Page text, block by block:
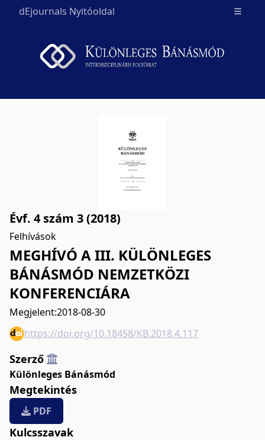
dEjournals Nyitóoldal Open
Évf. 4 szám 3 (2018)
Felhívások
MEGHÍVÓ A III. KÜLÖNLEGES
BÁNÁSMÓD NEMZETKÖZI
KONFERENCIÁRA
Megjelent:2018-08-30
https://doi.org/10.18458/KB.2018.4.117
Szerző
Különleges Bánásmód
Megtekintés
PDF
Kulcsszavak